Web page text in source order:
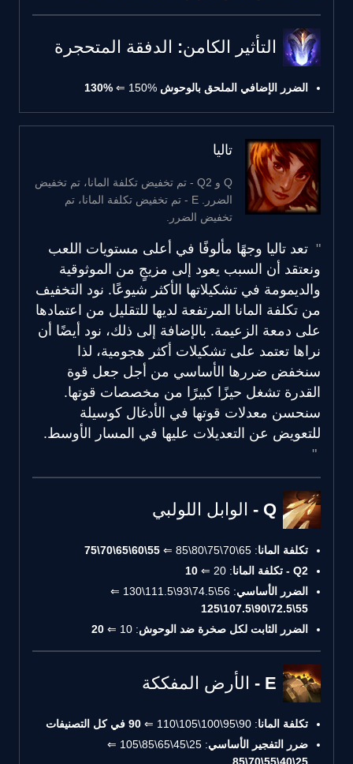
التأثير الكامن: الدفقة المتحجرة
الضرر الإضافي الملحق بالوحوش 130%
تاليا
Q و Q2 - تم تخفيض تكلفة المانا، تم تخفيض
الضرر. E - تم تخفيض تكلفة المانا، تم
تخفيض الضرر.
تعد تاليا وجهًا مألوفًا في أعلى مستويات اللعب
ونعتقد أن السبب يعود إلى مزيجٍ من الموثوقية
والديمومة في تشكيلاتها الأكثر شيوعًا. نود التخفيف
من تكلفة المانا المرتفعة لديها للتقليل من اعتمادها
على دمعة الزعيمة. بالإضافة إلى ذلك، نود أيضًا أن
نراها تعتمد على تشكيلات أكثر هجومية، لذا
سنخفض ضررها الأساسي من أجل جعل قوة
القدرة تشغل حيزًا كبيرًا من مخصصات قوتها.
سنحسن معدلات قوتها في الأدغال كوسيلة
للتعويض عن التعديلات عليها في المسار الأوسط.
Q - الوابل اللولبي
تكلفة المانا: 65\70\75\80\85 ⇐
55\60\65\70\75
Q2 - تكلفة المانا
: 20 ⇐
10
الضرر الأساسي: 56\74.5\93\111.5\130 ⇐
55\72.5\90\107.5\125
الضرر الثابت لكل صخرة ضد الوحوش: 10 ⇐
20
E - الأرض المفككة
تكلفة المانا: 90\95\100\105\110 ⇐
90 في كل التصنيفات
ضرر التفجير الأساسي: 25\45\65\85\105 ⇐